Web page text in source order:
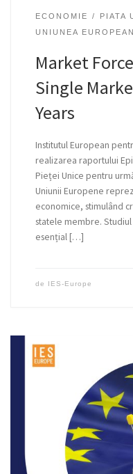
ECONOMIE
PIATA
UNIUNEA
Market
Single
Years
Institutul European
realizarea raportului
Pieței Unice pentru
Uniunii Europene
economice, stimulând
statele membre.
esențial […]
de IES-Europe